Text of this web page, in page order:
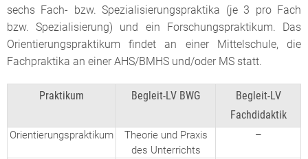
sechs Fach- bzw. Spezialisierungspraktika (je 3 pro Fach
bzw. Spezialisierung) und ein Forschungspraktikum. Das
Orientierungspraktikum findet an einer Mittelschule, die
Fachpraktika an einer AHS/BMHS und/oder MS statt.
Praktikum Begleit-LV BWG
Begleit-LV
Fachdidaktik
Orientierungspraktikum
Theorie und Praxis
des Unterrichts
–